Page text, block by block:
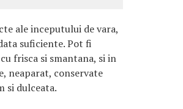
ale inceputului de vara,
suficiente. Pot fi
frisca si smantana, si in
neaparat, conservate
si dulceata.